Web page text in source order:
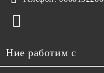
Ние работим с